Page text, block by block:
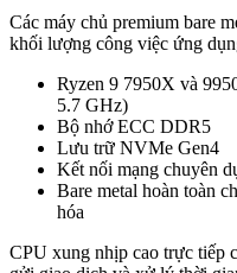
Các máy chủ premium bare
khối lượng công việc ứng
Ryzen 9 7950X và
5.7 GHz)
Bộ nhớ ECC DDR5
Lưu trữ NVMe Gen4
Kết nối mạng chuyên
Bare metal hoàn toàn
hóa
CPU xung nhịp cao trực tiếp